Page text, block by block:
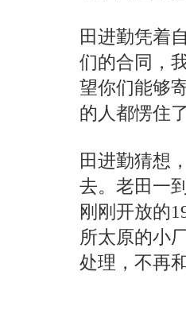
田进勤凭着
们的合同，
望你们能够
的人都愣住了
田进勤猜想
去。老田一
刚刚开放的
所太原的小
处理，不再